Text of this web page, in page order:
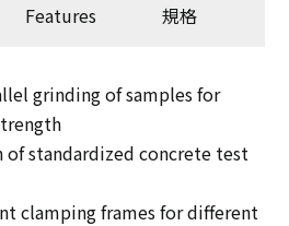
Features 規格
grinding of samples for
of standardized concrete test
clamping frames for different